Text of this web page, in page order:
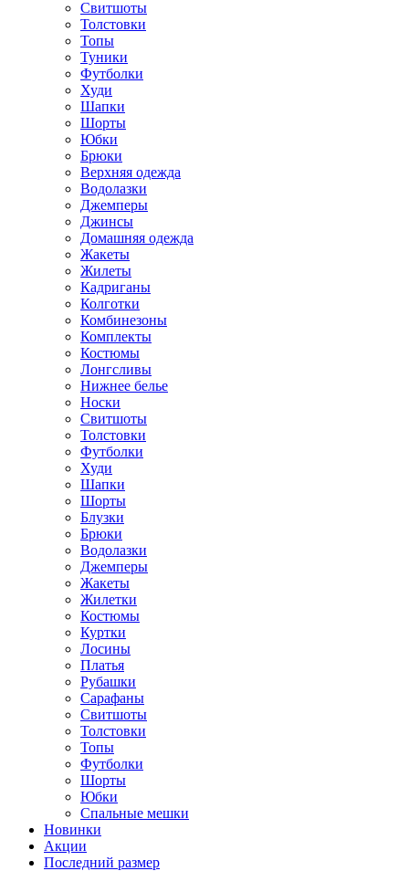
Свитшоты
Толстовки
Топы
Туники
Футболки
Худи
Шапки
Шорты
Юбки
Брюки
Верхняя одежда
Водолазки
Джемперы
Джинсы
Домашняя одежда
Жакеты
Жилеты
Кадриганы
Колготки
Комбинезоны
Комплекты
Костюмы
Лонгсливы
Нижнее белье
Носки
Свитшоты
Толстовки
Футболки
Худи
Шапки
Шорты
Блузки
Брюки
Водолазки
Джемперы
Жакеты
Жилетки
Костюмы
Куртки
Лосины
Платья
Рубашки
Сарафаны
Свитшоты
Толстовки
Топы
Футболки
Шорты
Юбки
Спальные мешки
Новинки
Акции
Последний размер